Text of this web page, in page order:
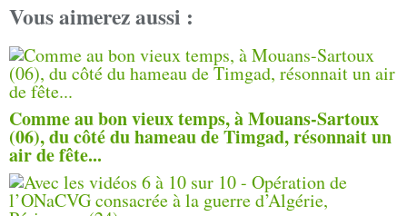
Vous aimerez aussi :
Comme au bon vieux temps, à Mouans-Sartoux
(06), du côté du hameau de Timgad, résonnait un
air de fête...